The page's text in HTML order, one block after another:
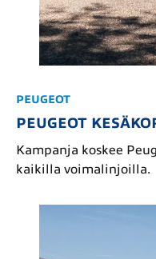
PEUGEOT
PEUGEOT
Kampanja koskee
kaikilla voimalinjoilla.